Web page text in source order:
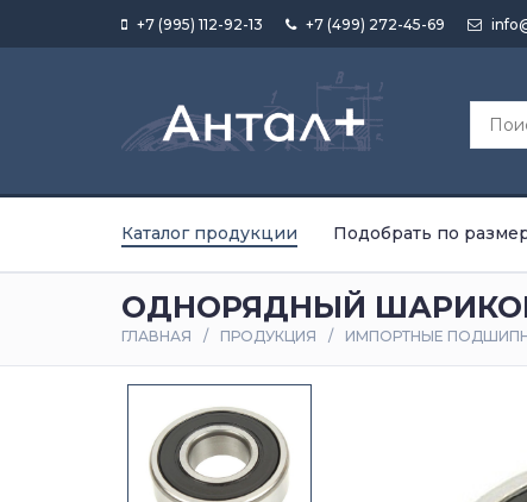
+7 (995) 112-92-13 +7 (499) 272-45-69
Каталог продукции Подобрать по
ОДНОРЯДНЫЙ
ГЛАВНАЯ ПРОДУКЦИЯ ИМПОРТНЫЕ